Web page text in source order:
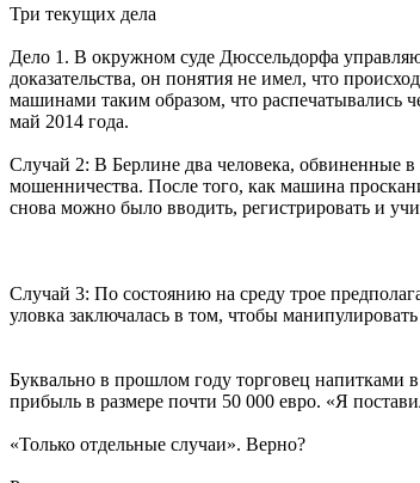
Три текущих дела
Дело 1. В окружном суде Дюссельдорфа
доказательства, он понятия не имел, что
машинами таким образом, что распечатывались
май 2014 года.
Случай 2: В Берлине два человека, обвиненные
мошенничества. После того, как машина
снова можно было вводить, регистрировать и
Случай 3: По состоянию на среду трое
уловка заключалась в том, чтобы
Буквально в прошлом году торговец напитками
прибыль в размере почти 50 000 евро. «Я
«Только отдельные случаи». Верно?